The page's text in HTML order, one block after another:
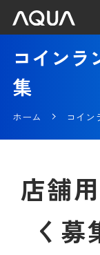
コインラ
集
ホーム コイン
店舗
く募